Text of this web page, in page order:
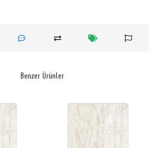
Benzer Ürünler